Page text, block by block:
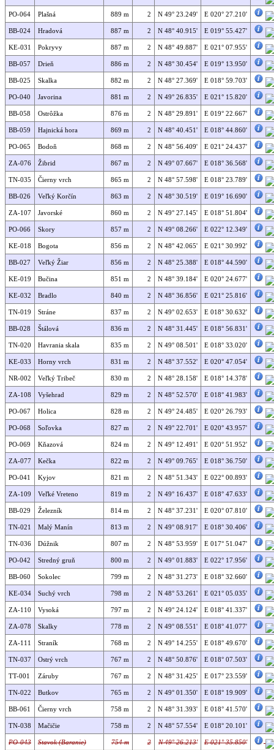
PO-064 Plašná 889 m 2 N 49° 23.249' E 020° 27.210'
BB-024 Hradová 887 m 2 N 48° 40.915' E 019° 55.427'
KE-031 Pokryvy 887 m 2 N 48° 49.887' E 021° 07.955'
BB-057 Drieň 886 m 2 N 48° 30.454' E 019° 13.950'
BB-025 Skalka 882 m 2 N 48° 27.369' E 018° 59.703'
PO-040 Javorina 881 m 2 N 49° 26.835' E 021° 15.820'
BB-058 Ostrôžka 876 m 2 N 48° 29.891' E 019° 22.667'
BB-059 Hajnická hora 869 m 2 N 48° 40.451' E 018° 44.860'
PO-065 Bodoň 868 m 2 N 48° 56.409' E 021° 24.437'
ZA-076 Žibrid 867 m 2 N 49° 07.667' E 018° 36.568'
TN-035 Čierny vrch 865 m 2 N 48° 57.598' E 018° 23.789'
BB-026 Veľký Korčín 863 m 2 N 48° 30.519' E 019° 16.690'
ZA-107 Javorské 860 m 2 N 49° 27.145' E 018° 51.804'
PO-066 Skory 857 m 2 N 49° 08.266' E 022° 12.349'
KE-018 Bogota 856 m 2 N 48° 42.065' E 021° 30.992'
BB-027 Veľký Žiar 856 m 2 N 48° 25.388' E 018° 44.590'
KE-019 Bučina 851 m 2 N 48° 39.184' E 020° 24.677'
KE-032 Bradlo 840 m 2 N 48° 36.856' E 021° 25.816'
TN-019 Stráne 837 m 2 N 49° 02.653' E 018° 30.632'
BB-028 Štálová 836 m 2 N 48° 31.445' E 018° 56.831'
TN-020 Havrania skala 835 m 2 N 49° 08.501' E 018° 33.020'
KE-033 Horny vrch 831 m 2 N 48° 37.552' E 020° 47.054'
NR-002 Veľký Tribeč 830 m 2 N 48° 28.158' E 018° 14.378'
ZA-108 Vyšehrad 829 m 2 N 48° 52.570' E 018° 41.983'
PO-067 Holica 828 m 2 N 49° 24.485' E 020° 26.793'
PO-068 Soľovka 827 m 2 N 49° 22.701' E 020° 43.957'
PO-069 Kňazová 824 m 2 N 49° 12.491' E 020° 51.952'
ZA-077 Kečka 822 m 2 N 49° 09.765' E 018° 36.750'
PO-041 Kyjov 821 m 2 N 48° 51.343' E 022° 00.893'
ZA-109 Veľké Vreteno 819 m 2 N 49° 16.437' E 018° 47.633'
BB-029 Železník 814 m 2 N 48° 37.231' E 020° 07.810'
TN-021 Malý Manín 813 m 2 N 49° 08.917' E 018° 30.406'
TN-036 Dúžnik 807 m 2 N 48° 53.959' E 017° 51.047'
PO-042 Stredný gruň 800 m 2 N 49° 01.883' E 022° 17.956'
BB-060 Sokolec 799 m 2 N 48° 31.273' E 018° 32.660'
KE-034 Suchý vrch 798 m 2 N 48° 53.261' E 021° 05.035'
ZA-110 Vysoká 797 m 2 N 49° 24.124' E 018° 41.337'
ZA-078 Skalky 778 m 2 N 49° 08.551' E 018° 41.077'
ZA-111 Straník 768 m 2 N 49° 14.255' E 018° 49.670'
TN-037 Ostrý vrch 767 m 2 N 48° 50.876' E 018° 07.503'
TT-001 Záruby 767 m 2 N 48° 31.425' E 017° 23.559'
TN-022 Butkov 765 m 2 N 49° 01.350' E 018° 19.909'
BB-061 Čierny vrch 758 m 2 N 48° 31.393' E 018° 41.570'
TN-038 Mačičie 758 m 2 N 48° 57.554' E 018° 20.101'
PO-043 Stavok (Baranie) 754 m 2 N 49° 26.213' E 021° 35.850'